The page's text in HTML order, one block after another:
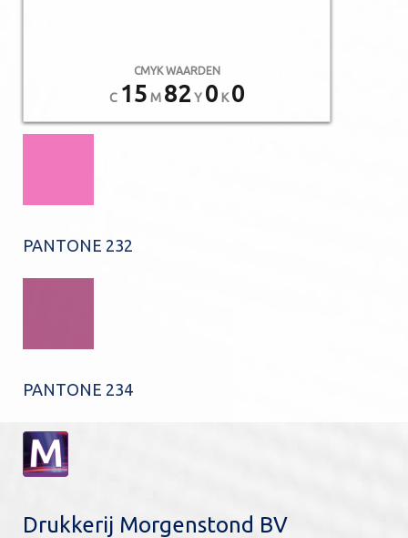
CMYK WAARDEN
C 15 M 82 Y 0 K0
PANTONE 232
PANTONE 234
Drukkerij Morgenstond BV